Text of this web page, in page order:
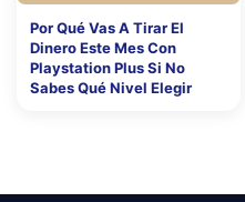
Por Qué Vas A Tirar El
Dinero Este Mes Con
Playstation Plus Si No
Sabes Qué Nivel Elegir